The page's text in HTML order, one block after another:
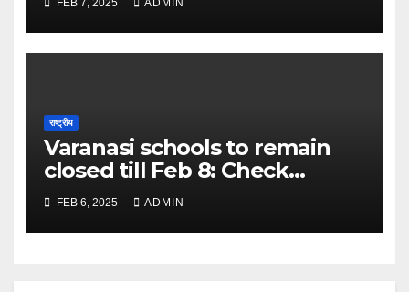
Discovery – The Times of
India
FEB 7, 2025 ADMIN
राष्ट्रीय
Varanasi schools to remain
closed till Feb 8: Check
details here – The Times of
India
FEB 6, 2025 ADMIN